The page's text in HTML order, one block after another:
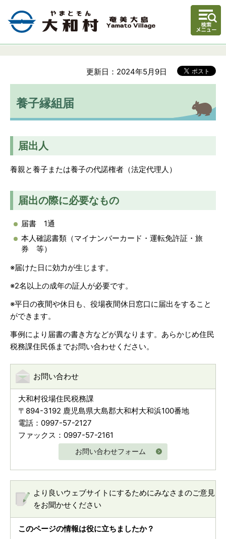
更新日：2024年5月9日
養子縁組届
届出人
養親と養子または養子の代諾権者（法定代理人）
届出の際に必要なもの
届書 1通
本人確認書類（マイナンバーカード・運転免許証・旅
券 等）
※届けた日に効力が生じます。
※2名以上の成年の証人が必要です。
※平日の夜間や休日も、役場夜間休日窓口に届出をすること
ができます。
事例により届書の書き方などが異なります。あらかじめ住民
税務課住民係までお問い合わせください。
お問い合わせ
大和村役場住民税務課
〒894-3192 鹿児島県大島郡大和村大和浜100番地
電話：0997-57-2127
ファックス：0997-57-2161
お問い合わせフォーム
より良いウェブサイトにするためにみなさまのご意見
をお聞かせください
このページの情報は役に立ちましたか？